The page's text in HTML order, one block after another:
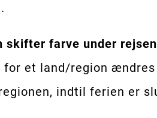
skifter farve under rejsen
for et land/region
indtil ferien er